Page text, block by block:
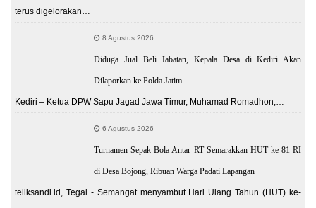
terus digelorakan…
8 Agustus 2026
Diduga Jual Beli Jabatan, Kepala Desa di Kediri Akan
Dilaporkan ke Polda Jatim
Kediri – Ketua DPW Sapu Jagad Jawa Timur, Muhamad Romadhon,…
6 Agustus 2026
Turnamen Sepak Bola Antar RT Semarakkan HUT ke-81 RI
di Desa Bojong, Ribuan Warga Padati Lapangan
teliksandi.id, Tegal - Semangat menyambut Hari Ulang Tahun (HUT) ke-